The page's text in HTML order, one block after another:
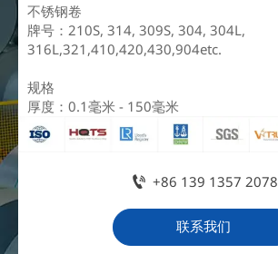
不锈钢卷
牌号：210S, 314, 309S, 304, 304L,
316L,321,410,420,430,904etc.
规格
厚度：0.1毫米 - 150毫米
 +86 139 1357 2078
联系我们